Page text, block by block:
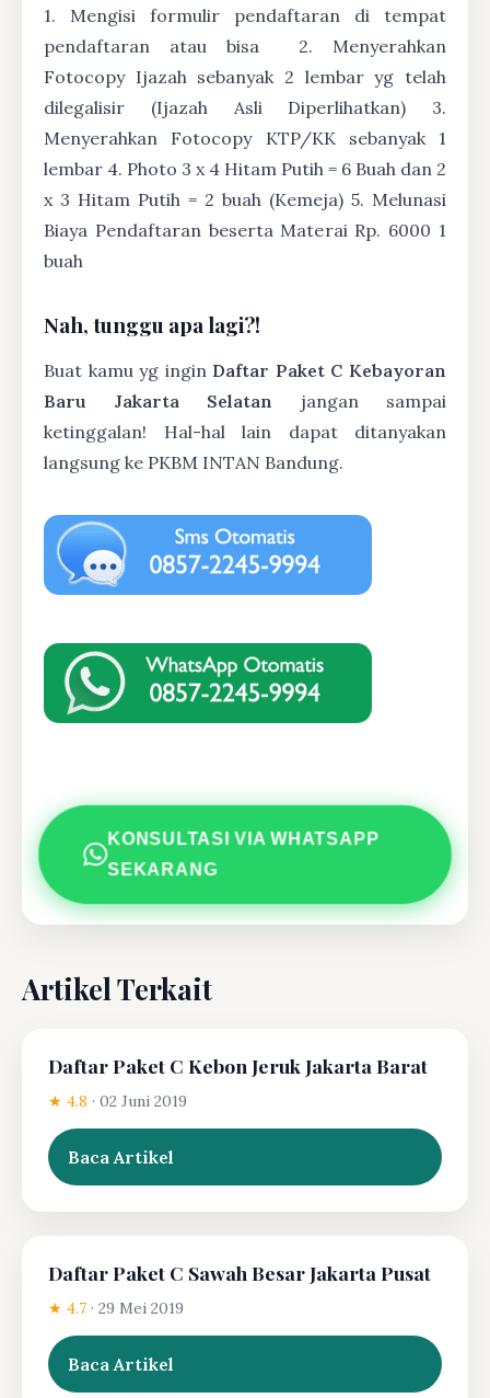
1. Mengisi formulir pendaftaran di tempat
pendaftaran atau bisa
2. Menyerahkan
Fotocopy Ijazah sebanyak 2 lembar yg telah
dilegalisir (Ijazah Asli Diperlihatkan) 3.
Menyerahkan Fotocopy KTP/KK sebanyak 1
lembar 4. Photo 3 x 4 Hitam Putih = 6 Buah dan 2
x 3 Hitam Putih = 2 buah (Kemeja) 5. Melunasi
Biaya Pendaftaran beserta Materai Rp. 6000 1
buah
Nah, tunggu apa lagi?!
Buat kamu yg ingin Daftar Paket C Kebayoran
Baru Jakarta Selatan jangan sampai
ketinggalan! Hal-hal lain dapat ditanyakan
langsung ke PKBM INTAN Bandung.
KONSULTASI VIA WHATSAPP
SEKARANG
Artikel Terkait
Daftar Paket C Kebon Jeruk Jakarta Barat
★ 4.8 · 02 Juni 2019
Baca Artikel
Daftar Paket C Sawah Besar Jakarta Pusat
★ 4.7 · 29 Mei 2019
Baca Artikel